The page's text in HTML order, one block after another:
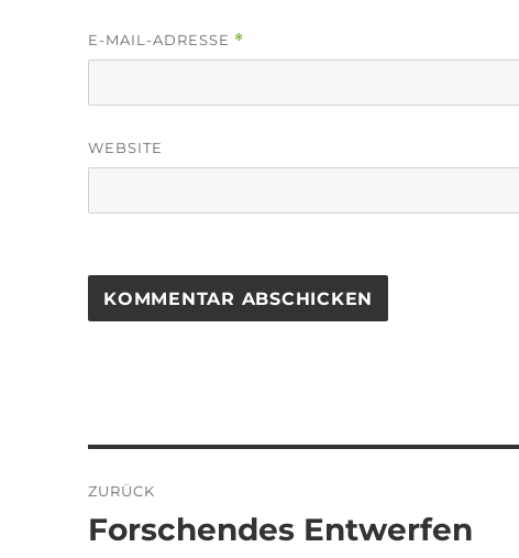
E-MAIL-ADRESSE *
WEBSITE
ZURÜCK
Vorheriger
Forschendes Entwerfen